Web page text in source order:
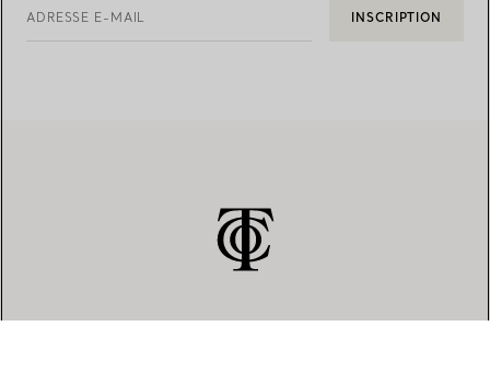
ADRESSE E-MAIL INSCRIPTION